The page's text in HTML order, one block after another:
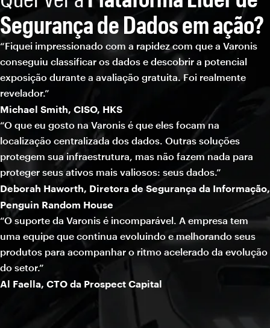
Segurança de Dados em ação?
“Fiquei impressionado com a rapidez com que a Varonis
conseguiu classificar os dados e descobrir a potencial
exposição durante a avaliação gratuita. Foi realmente
revelador.”
Michael Smith, CISO, HKS
“O que eu gosto na Varonis é que eles focam na
localização centralizada dos dados. Outras soluções
protegem sua infraestrutura, mas não fazem nada para
proteger seus ativos mais valiosos: seus dados.”
Deborah Haworth, Diretora de Segurança da Informação,
Penguin Random House
“O suporte da Varonis é incomparável. A empresa tem
uma equipe que continua evoluindo e melhorando seus
produtos para acompanhar o ritmo acelerado da evolução
do setor.”
Al Faella, CTO da Prospect Capital